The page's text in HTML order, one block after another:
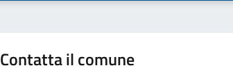
Contatta il comune